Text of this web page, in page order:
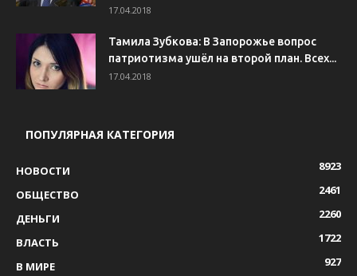
17.04.2018
Тамила Зубкова: В Запорожье вопрос
патриотизма ушёл на второй план. Всех...
17.04.2018
ПОПУЛЯРНАЯ КАТЕГОРИЯ
НОВОСТИ
8923
ОБЩЕСТВО
2461
ДЕНЬГИ
2260
ВЛАСТЬ
1722
В МИРЕ
927